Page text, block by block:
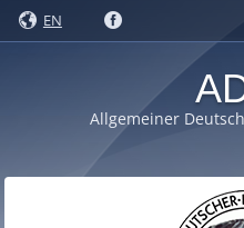
EN
Allgemeiner